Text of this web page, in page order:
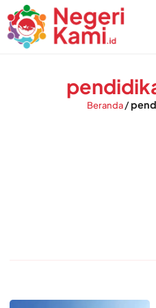
Beranda/